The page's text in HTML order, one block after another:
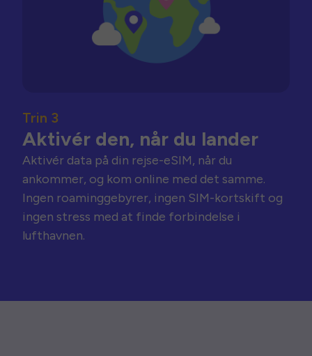
Trin 3
Aktivér den, når du lander
Aktivér data på din rejse-eSIM, når du
ankommer, og kom online med det samme.
Ingen roaminggebyrer, ingen SIM-kortskift og
ingen stress med at finde forbindelse i
lufthavnen.